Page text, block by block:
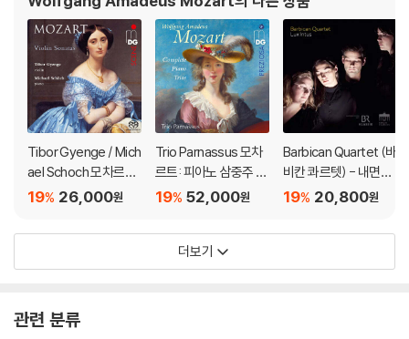
의 순간, 모차르트는 자신의 가장 가까운 친구
Tibor Gyenge / Mich
ael Schoch 모차르트:
바이올린 소나타집 (M
s) [SACD Hybrid]
26,000원
19%
Trio Parnassus 모차
르트: 피아노 삼중주 전
곡 (Mozart: Comple
52,000원
19%
Barbican Quartet (바
비칸 콰르텟) - 내면의
빛 (Lux Intus)
20,800원
19%
더보기
관련 분류